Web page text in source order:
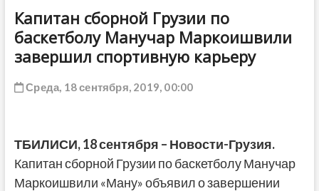
Капитан сборной Грузии по
баскетболу Манучар Маркоишвили
завершил спортивную карьеру
Среда, 18 сентября, 2019, 00:00
ТБИЛИСИ,18сентября – Новости-Грузия.
Капитан сборной Грузии по баскетболу Манучар
Маркоишвили «Ману» объявил о завершении